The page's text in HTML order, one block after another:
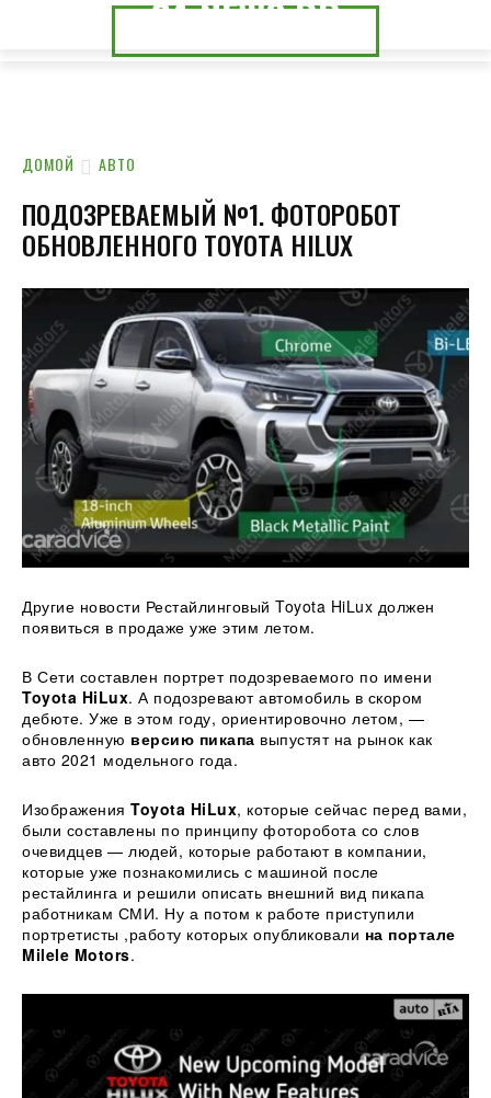
24.NEWS.CK
24.NEWS.DP
ДОМОЙ АВТО
ПОДОЗРЕВАЕМЫЙ №1. ФОТОРОБОТ
ОБНОВЛЕННОГО TOYOTA HILUX
Другие новости Рестайлинговый Toyota HiLux должен
появиться в продаже уже этим летом.
В Сети составлен портрет подозреваемого по имени
Toyota HiLux. А подозревают автомобиль в скором
дебюте. Уже в этом году, ориентировочно летом, —
обновленную версию пикапа выпустят на рынок как
авто 2021 модельного года.
Изображения Toyota HiLux, которые сейчас перед вами,
были составлены по принципу фоторобота со слов
очевидцев — людей, которые работают в компании,
которые уже познакомились с машиной после
рестайлинга и решили описать внешний вид пикапа
работникам СМИ. Ну а потом к работе приступили
портретисты ,работу которых опубликовали на портале
Milele Motors.